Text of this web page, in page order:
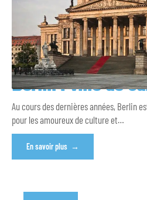
Berlin : ville de
Au cours des dernières années, Berlin
pour les amoureux de culture et…
En savoir plus